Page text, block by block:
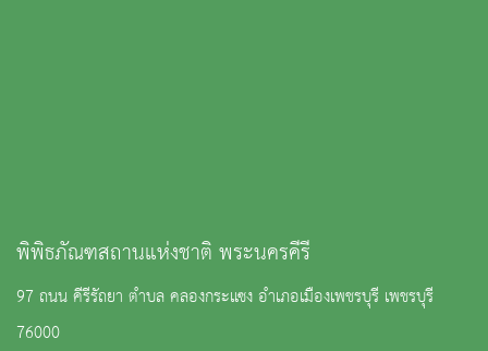
พิพิธภัณฑสถานแห่งชาติ พระนครคีรี
97 ถนน คีรีรัถยา ตำบล คลองกระแซง อำเภอเมืองเพชรบุรี เพชรบุรี
76000